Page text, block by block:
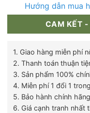
Hướng dẫn mua
CAM KẾT
1. Giao hàng miễn phí
2. Thanh toán thuận
3. Sản phẩm 100%
4. Miễn phí 1 đổi 1
5. Bảo hành chính
6. Giá cạnh tranh nhất